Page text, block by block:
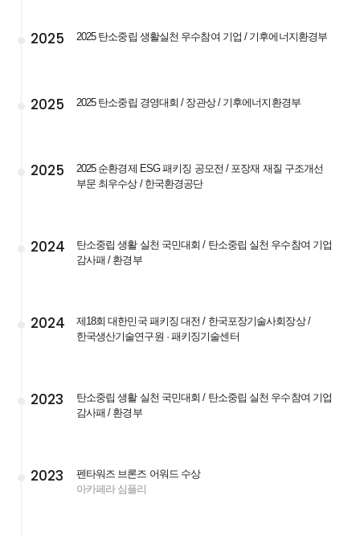
2025 2025 탄소중립 생활실천 우수참여 기업 / 기후에너지환경부
2025 2025 탄소중립 경영대회 / 장관상 / 기후에너지환경부
2025
2025 순환경제 ESG 패키징 공모전 / 포장재 재질 구조개선
부문 최우수상 / 한국환경공단
2024
탄소중립 생활 실천 국민대회 / 탄소중립 실천 우수참여 기업
감사패 / 환경부
2024
제18회 대한민국 패키징 대전 / 한국포장기술사회장상 /
한국생산기술연구원 · 패키징기술센터
2023
탄소중립 생활 실천 국민대회 / 탄소중립 실천 우수참여 기업
감사패 / 환경부
2023
펜타워즈 브론즈 어워드 수상
아카페라 심플리